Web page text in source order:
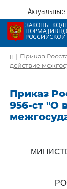
ЗАКОНЫ,
| Приказ
действие
Приказ
956-ст "О